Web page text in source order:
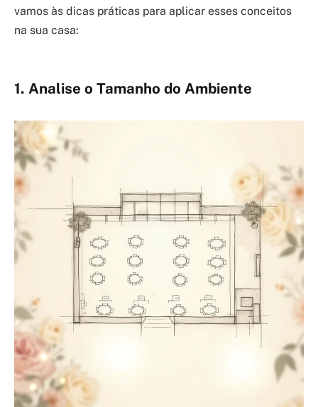
vamos às dicas práticas para aplicar esses conceitos
na sua casa:
1. Analise o Tamanho do Ambiente